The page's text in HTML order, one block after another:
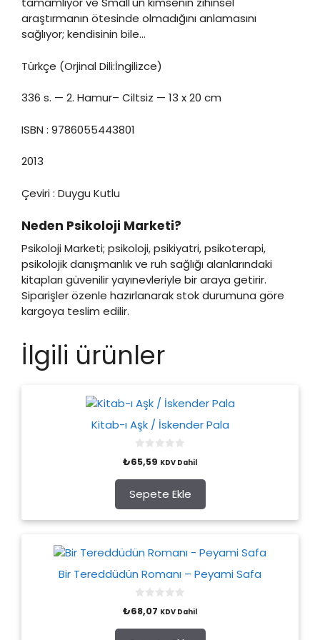
araştırmanın ötesinde olmadığını anlamasını
sağlıyor; kendisinin bile…
Türkçe (Orjinal Dili:İngilizce)
336 s. — 2. Hamur– Ciltsiz — 13 x 20 cm
ISBN : 9786055443801
2013
Çeviri : Duygu Kutlu
Neden Psikoloji Marketi?
Psikoloji Marketi; psikoloji, psikiyatri, psikoterapi,
psikolojik danışmanlık ve ruh sağlığı alanlarındaki
kitapları güvenilir yayınevleriyle bir araya getirir.
Siparişler özenle hazırlanarak stok durumuna göre
kargoya teslim edilir.
İlgili ürünler
Kitab-ı Aşk / İskender Pala
0
o
t
o
f
5
₺65,59 KDV Dahil
Sepete Ekle
Bir Tereddüdün Romanı – Peyami Safa
o
t
₺68,07 KDV Dahil